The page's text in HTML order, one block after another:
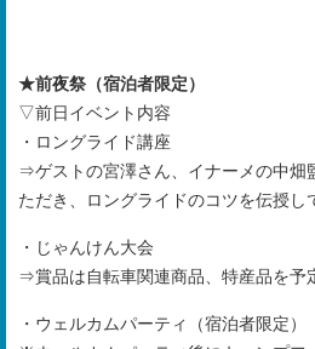
★前夜祭（宿泊者限定）
▽前日イベント内容
・ロングライド講座
⇒ゲストの宮澤さん、イナーメの中畑
ただき、ロングライドのコツを伝授し
・じゃんけん大会
⇒賞品は自転車関連商品、特産品を予
・ウェルカムパーティ（宿泊者限定）